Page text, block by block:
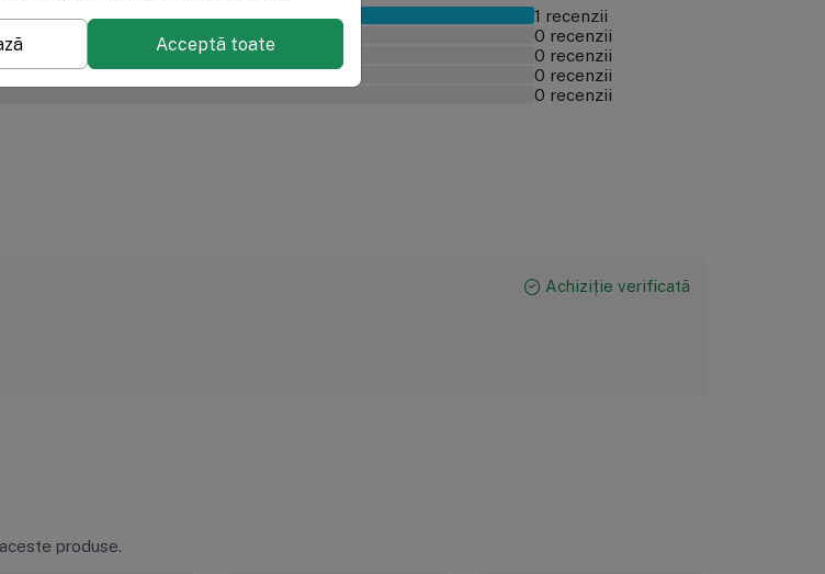
100%
1 recenzii
0 recenzii
0 recenzii
0 recenzii
0 recenzii
Achiziție verificată
produse.
Acceptă toate